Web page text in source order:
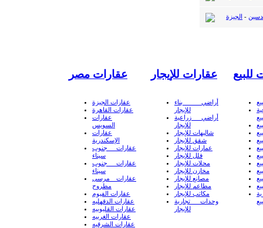
- الجيزة
للبيع عقارات للإيجار
أراضي بناء
للإيجار
أراضي زراعية
للإيجار
شاليهات للإيجار
شقق للإيجار
عمارات للإيجار
فلل للإيجار
محلات للإيجار
مخازن للإيجار
مصانع للإيجار
مطاعم للإيجار
مكاتب للإيجار
وحدات تجارية
للإيجار
عقارات مصر
عقارات الجيزة
عقارات القاهرة
عقارات
السويس
عقارات
الإسكندرية
عقارات جنوب
سيناء
عقارات جنوب
سيناء
عقارات مرسى
مطروح
عقارات الفيوم
عقارات الدقهليه
عقارات القليوبيه
عقارات الغربيه
عقارات الشرقيه